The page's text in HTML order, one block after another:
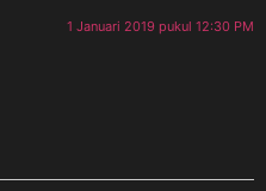
1 Januari 2019 pukul 12:30 PM